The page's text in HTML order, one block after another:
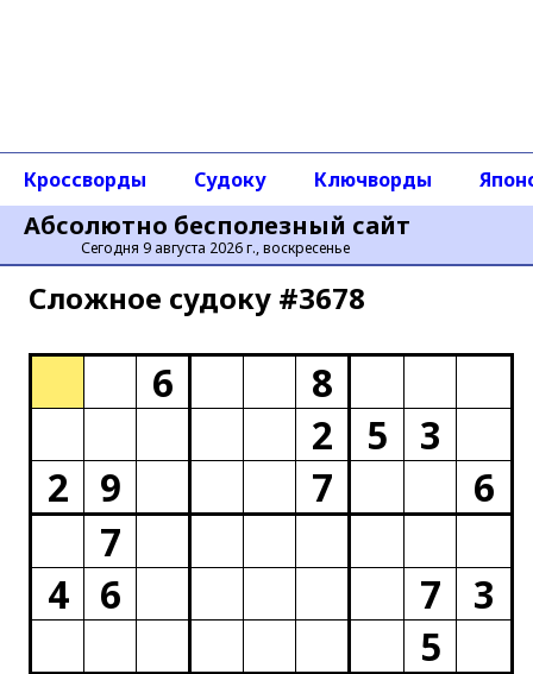
Абсолютно бесполезный сайт
Сегодня 9 августа 2026 г., воскресенье
Кроссворды Судоку Ключворды
Сложное cудоку #3678
6
8
2
5
3
2
9 7
6
7
4
6 7
3
5